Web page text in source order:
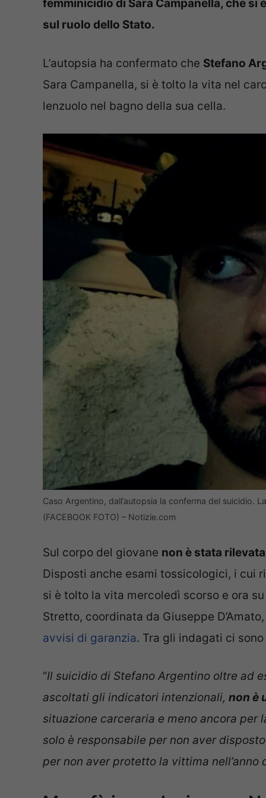
femminicidio di Sara Campanella, che si
sul ruolo dello Stato.
L’autopsia ha confermato che Stefano
Sara Campanella, si è tolto la vita nel
lenzuolo nel bagno della sua cella.
Caso Argentino, dall’autopsia la conferma del suicidio.
(FACEBOOK FOTO) – Notizie.com
Sul corpo del giovane non è stata
Disposti anche esami tossicologici, i cui
si è tolto la vita mercoledì scorso e ora
Stretto, coordinata da Giuseppe
avvisi di garanzia. Tra gli indagati ci
“Il suicidio di Stefano Argentino oltre ad
ascoltati gli indicatori intenzionali, non è
situazione carceraria e meno ancora per
solo è responsabile per non aver
per non aver protetto la vittima nell’anno